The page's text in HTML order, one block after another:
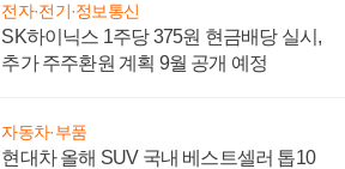
전자·전기·정보통신
SK하이닉스 1주당 375원 현금배당 실시,
추가 주주환원 계획 9월 공개 예정
자동차·부품
현대차 올해 SUV 국내 베스트셀러 톱10